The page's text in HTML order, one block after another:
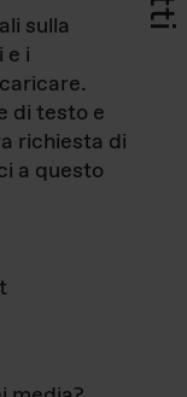
sulla
e i
di testo e
richiesta di
a questo